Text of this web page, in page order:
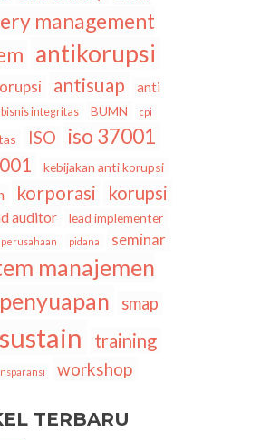
management
antikorupsi
antisuap
anti
bisnis integritas BUMN cpi
ISO iso 37001
kebijakan anti korupsi
korporasi korupsi
auditor lead implementer
perusahaan pidana seminar
manajemen
smap
sustain training
workshop
TERBARU